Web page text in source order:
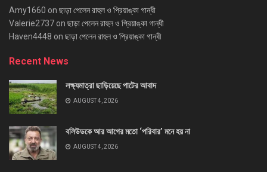
Amy1660 on ছাড়া পেলেন রাহুল ও প্রিয়াঙ্কা গান্ধী
Valerie2737 on ছাড়া পেলেন রাহুল ও প্রিয়াঙ্কা গান্ধী
Haven4448 on ছাড়া পেলেন রাহুল ও প্রিয়াঙ্কা গান্ধী
Recent News
লক্ষ্যমাত্রা ছাড়িয়েছে পাটের আবাদ
AUGUST 4, 2026
বলিউডকে আর আগের মতো ‘পরিবার’ মনে হয় না
AUGUST 4, 2026